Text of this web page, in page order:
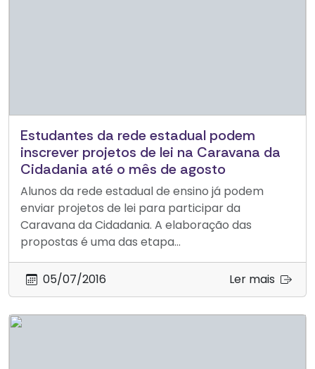
Estudantes da rede estadual podem
inscrever projetos de lei na Caravana da
Cidadania até o mês de agosto
Alunos da rede estadual de ensino já podem
enviar projetos de lei para participar da
Caravana da Cidadania. A elaboração das
propostas é uma das etapa...
05/07/2016 Ler mais